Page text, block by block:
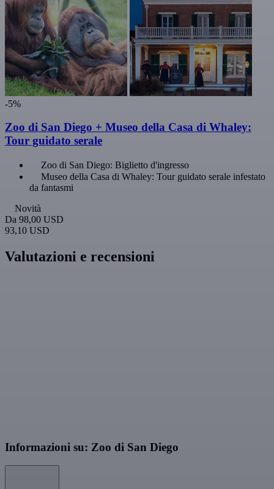
-5%
Zoo di San Diego + Museo della Casa di Whaley:
Tour guidato serale
Zoo di San Diego: Biglietto d'ingresso
Museo della Casa di Whaley: Tour guidato serale infestato
da fantasmi
Novità
Da 98,00 USD
93,10 USD
Valutazioni e recensioni
Informazioni su: Zoo di San Diego